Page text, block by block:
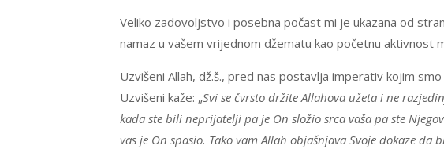
Veliko zadovoljstvo i posebna počast mi je ukazana od
namaz u vašem vrijednom džematu kao početnu aktivnost
Uzvišeni Allah, dž.š., pred nas postavlja imperativ kojim
Uzvišeni kaže: „Svi se čvrsto držite Allahova užeta i ne
kada ste bili neprijatelji pa je On složio srca vaša pa ste
vas je On spasio. Tako vam Allah objašnjava Svoje dokaze